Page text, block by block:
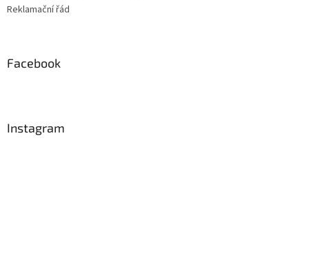
Reklamační řád
Facebook
Instagram